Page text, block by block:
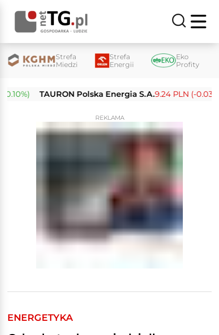
Strefa
Miedzi
Strefa
Energii
Eko
Profity
TAURON Polska Energia S.A.9.24 PLN (-0.03%)
REKLAMA
ENERGETYKA